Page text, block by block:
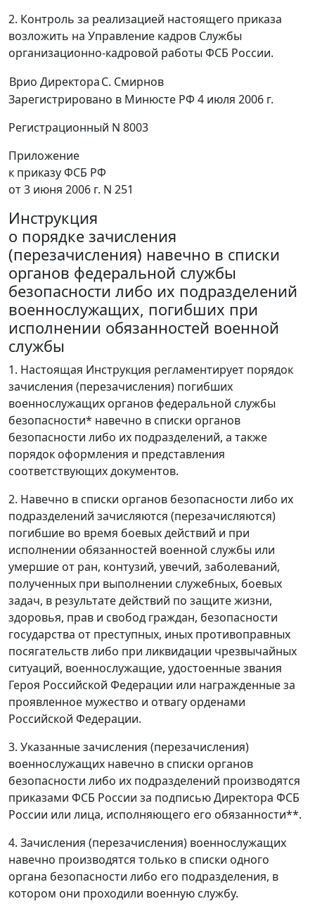
2. Контроль за реализацией настоящего приказа
возложить на Управление кадров Службы
организационно-кадровой работы ФСБ России.
Врио ДиректораС. Смирнов
Зарегистрировано в Минюсте РФ 4 июля 2006 г.
Регистрационный N 8003
Приложение
к приказу ФСБ РФ
от 3 июня 2006 г. N 251
Инструкция
о порядке зачисления
(перезачисления) навечно в списки
органов федеральной службы
безопасности либо их подразделений
военнослужащих, погибших при
исполнении обязанностей военной
службы
1. Настоящая Инструкция регламентирует порядок
зачисления (перезачисления) погибших
военнослужащих органов федеральной службы
безопасности* навечно в списки органов
безопасности либо их подразделений, а также
порядок оформления и представления
соответствующих документов.
2. Навечно в списки органов безопасности либо их
подразделений зачисляются (перезачисляются)
погибшие во время боевых действий и при
исполнении обязанностей военной службы или
умершие от ран, контузий, увечий, заболеваний,
полученных при выполнении служебных, боевых
задач, в результате действий по защите жизни,
здоровья, прав и свобод граждан, безопасности
государства от преступных, иных противоправных
посягательств либо при ликвидации чрезвычайных
ситуаций, военнослужащие, удостоенные звания
Героя Российской Федерации или награжденные за
проявленное мужество и отвагу орденами
Российской Федерации.
3. Указанные зачисления (перезачисления)
военнослужащих навечно в списки органов
безопасности либо их подразделений производятся
приказами ФСБ России за подписью Директора ФСБ
России или лица, исполняющего его обязанности**.
4. Зачисления (перезачисления) военнослужащих
навечно производятся только в списки одного
органа безопасности либо его подразделения, в
котором они проходили военную службу.